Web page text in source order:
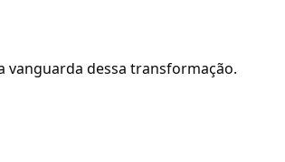
vanguarda dessa transformação.